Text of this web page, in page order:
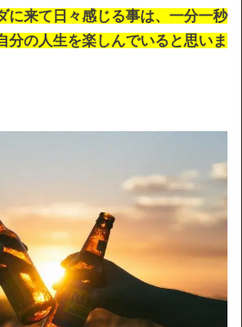
に来て日々感じる事は、一分一秒
分の人生を楽しんでいると思いま